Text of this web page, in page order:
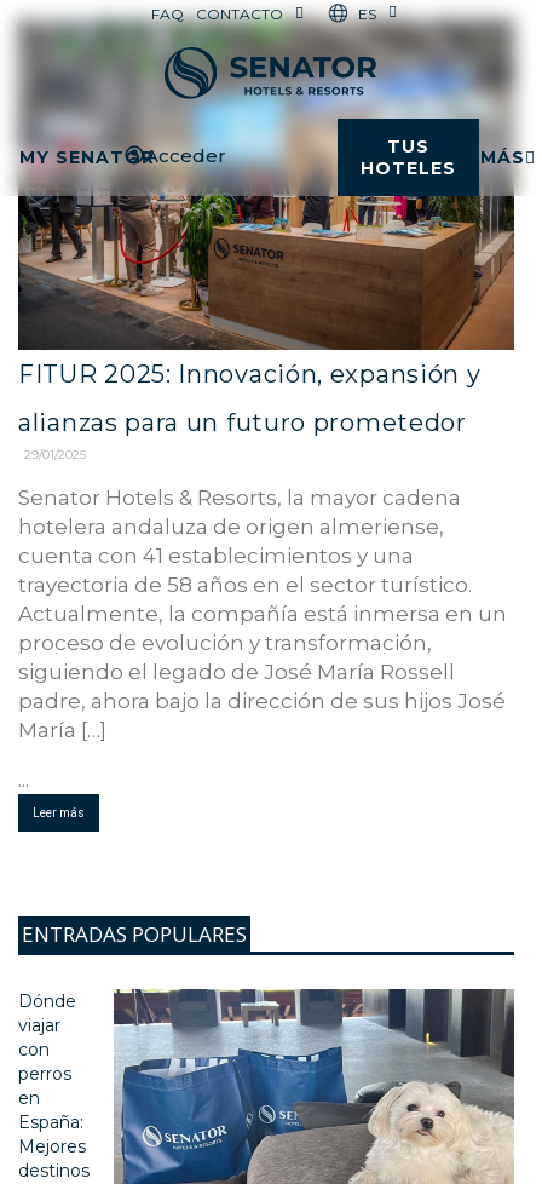
FAQ CONTACTO ES
MY SENATORAcceder
TUS
HOTELES
MÁS
FITUR 2025: Innovación, expansión y
alianzas para un futuro prometedor
29/01/2025
Senator Hotels & Resorts, la mayor cadena
hotelera andaluza de origen almeriense,
cuenta con 41 establecimientos y una
trayectoria de 58 años en el sector turístico.
Actualmente, la compañía está inmersa en un
proceso de evolución y transformación,
siguiendo el legado de José María Rossell
padre, ahora bajo la dirección de sus hijos José
María […]
...
Leer más
ENTRADAS POPULARES
Dónde
viajar
con
perros
en
España:
Mejores
destinos